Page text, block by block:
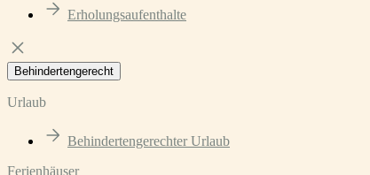
Erholungsaufenthalte
Behindertengerecht
Urlaub
Behindertengerechter Urlaub
Ferienhäuser